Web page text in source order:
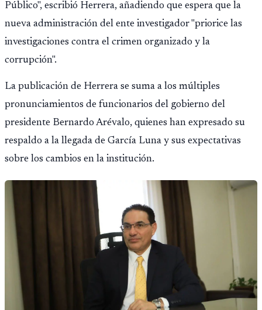
Público", escribió Herrera, añadiendo que espera que la
nueva administración del ente investigador "priorice las
investigaciones contra el crimen organizado y la
corrupción".
La publicación de Herrera se suma a los múltiples
pronunciamientos de funcionarios del gobierno del
presidente Bernardo Arévalo, quienes han expresado su
respaldo a la llegada de García Luna y sus expectativas
sobre los cambios en la institución.